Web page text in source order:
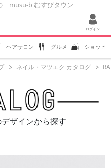
| musu-b むすびタウン
ログイン
ヘアサロン グルメ ショッピ
ネイル・マツエク カタログ
ザインから探す